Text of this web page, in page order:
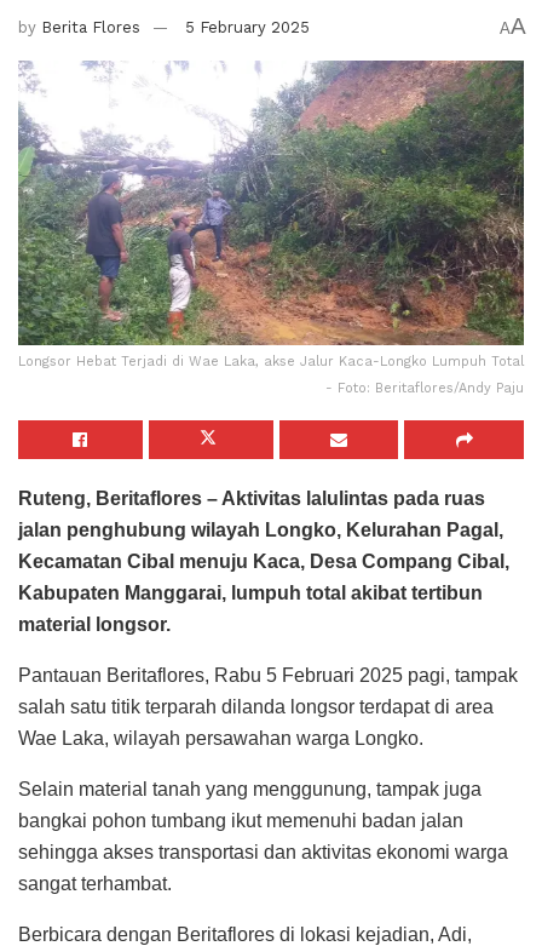
by Berita Flores 5 February 2025 AA
Longsor Hebat Terjadi di Wae Laka, akse Jalur Kaca-Longko Lumpuh Total
- Foto: Beritaflores/Andy Paju
Ruteng, Beritaflores – Aktivitas lalulintas pada ruas
jalan penghubung wilayah Longko, Kelurahan Pagal,
Kecamatan Cibal menuju Kaca, Desa Compang Cibal,
Kabupaten Manggarai, lumpuh total akibat tertibun
material longsor.
Pantauan Beritaflores, Rabu 5 Februari 2025 pagi, tampak
salah satu titik terparah dilanda longsor terdapat di area
Wae Laka, wilayah persawahan warga Longko.
Selain material tanah yang menggunung, tampak juga
bangkai pohon tumbang ikut memenuhi badan jalan
sehingga akses transportasi dan aktivitas ekonomi warga
sangat terhambat.
Berbicara dengan Beritaflores di lokasi kejadian, Adi,